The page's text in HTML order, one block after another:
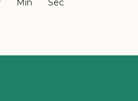
Min Sec